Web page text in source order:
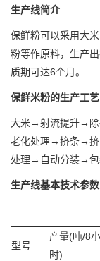
生产线简介
保鲜粉可以采用大
粉等作原料，生产
质期可达6个月。
保鲜米粉的生产工艺
大米→射流提升→
老化处理→挤条→
处理→自动分装→
生产线基本技术参数
型号
产量(吨/8小
时)